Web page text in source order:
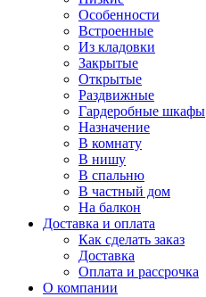
Особенности
Встроенные
Из кладовки
Закрытые
Открытые
Раздвижные
Гардеробные шкафы
Назначение
В комнату
В нишу
В спальню
В частный дом
На балкон
Доставка и оплата
Как сделать заказ
Доставка
Оплата и рассрочка
О компании